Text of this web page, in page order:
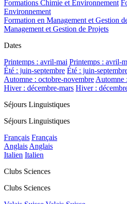
Formations Chimie et Environnement
Environnement
Formation en Management et Gestion
Management et Gestion de Projets
Dates
Printemps : avril-mai Printemps : avril-
Été : juin-septembre Été : juin-
Automne : octobre-novembre Automne
Hiver : décembre-mars Hiver :
Séjours Linguistiques
Séjours Linguistiques
Français Français
Anglais Anglais
Italien Italien
Clubs Sciences
Clubs Sciences